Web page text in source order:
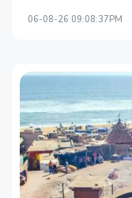
06-08-26 09:08:37PM